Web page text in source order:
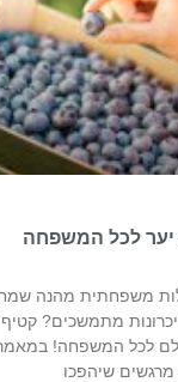
יער לכל המשפחה
משפחתית מהנה
מתמשכים? קטיף
לכל המשפחה!
מרגשים שיהפכו